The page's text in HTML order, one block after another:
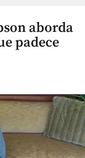
aborda
padece